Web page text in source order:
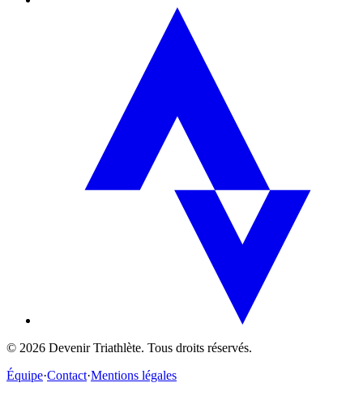
© 2026 Devenir Triathlète. Tous droits réservés.
Équipe·Contact·Mentions légales